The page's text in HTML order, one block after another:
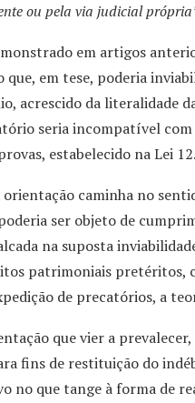
ou pela via judicial
em artigos
em tese, poderia
acrescido da literalidade
seria incompatível
estabelecido na Lei
caminha no
ser objeto de
na suposta
patrimoniais
de precatórios, a
que vier a
fins de restituição do
no que tange à forma de